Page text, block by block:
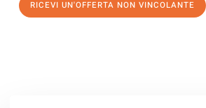
RICEVI UN'OFFERTA NON VINCOLANTE